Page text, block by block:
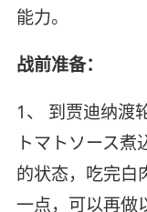
能力。
战前准备：
1、 到贾迪纳渡
トマトソース
的状态，吃完白
一点，可以再做